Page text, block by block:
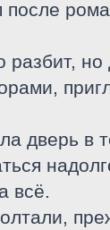
дверь в
всё.